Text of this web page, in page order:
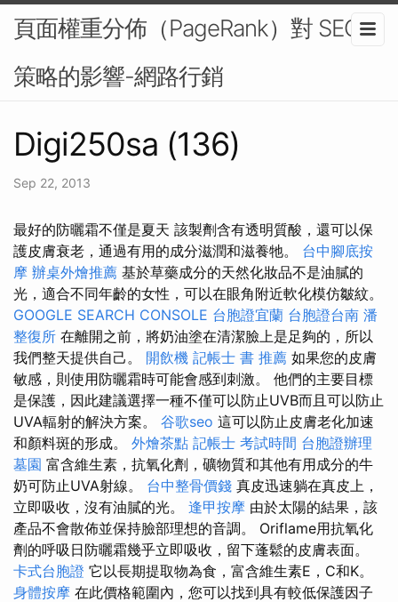
頁面權重分佈（PageRank）對 SEO
策略的影響-網路行銷
Digi250sa (136)
Sep 22, 2013
最好的防曬霜不僅是夏天 該製劑含有透明質酸，還可以保
護皮膚衰老，通過有用的成分滋潤和滋養牠。 台中腳底按
摩 辦桌外燴推薦 基於草藥成分的天然化妝品不是油膩的
光，適合不同年齡的女性，可以在眼角附近軟化模仿皺紋。
GOOGLE SEARCH CONSOLE 台胞證宜蘭 台胞證台南 潘
整復所 在離開之前，將奶油塗在清潔臉上是足夠的，所以
我們整天提供自己。 開飲機 記帳士 書 推薦 如果您的皮膚
敏感，則使用防曬霜時可能會感到刺激。 他們的主要目標
是保護，因此建議選擇一種不僅可以防止UVB而且可以防止
UVA輻射的解決方案。 谷歌seo 這可以防止皮膚老化加速
和顏料斑的形成。 外燴茶點 記帳士 考試時間 台胞證辦理
墓園 富含維生素，抗氧化劑，礦物質和其他有用成分的牛
奶可防止UVA射線。 台中整骨價錢 真皮迅速躺在真皮上，
立即吸收，沒有油膩的光。 逢甲按摩 由於太陽的結果，該
產品不會散佈並保持臉部理想的音調。 Oriflame用抗氧化
劑的呼吸日防曬霜幾乎立即吸收，留下蓬鬆的皮膚表面。
卡式台胞證 它以長期提取物為食，富含維生素E，C和K。
身體按摩 在此價格範圍內，您可以找到具有較低保護因子